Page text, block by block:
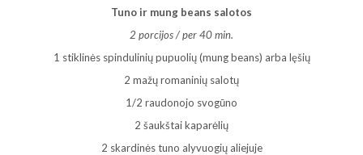
Tuno ir mung beans salotos
2 porcijos / per 40 min.
1 stiklinės spindulinių pupuolių (mung beans) arba lęšių
2 mažų romaninių salotų
1/2 raudonojo svogūno
2 šaukštai kaparėlių
2 skardinės tuno alyvuogių aliejuje